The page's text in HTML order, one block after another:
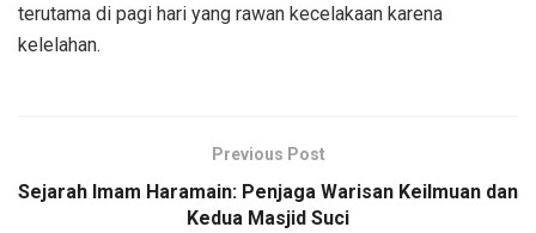
terutama di pagi hari yang rawan kecelakaan karena
kelelahan.
Previous Post
Sejarah Imam Haramain: Penjaga Warisan Keilmuan dan
Kedua Masjid Suci